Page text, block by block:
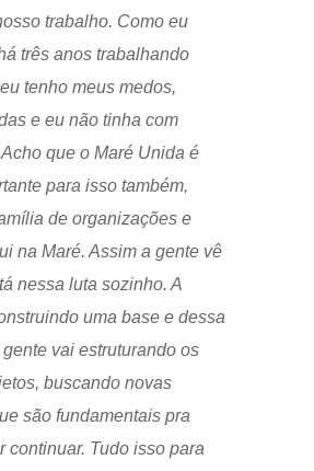
trabalho. Como eu
três anos trabalhando
tenho meus medos,
e eu não tinha com
que o Maré Unida é
para isso também,
de organizações e
na Maré. Assim a gente vê
nessa luta sozinho. A
uma base e dessa
vai estruturando os
buscando novas
são fundamentais pra
continuar. Tudo isso para